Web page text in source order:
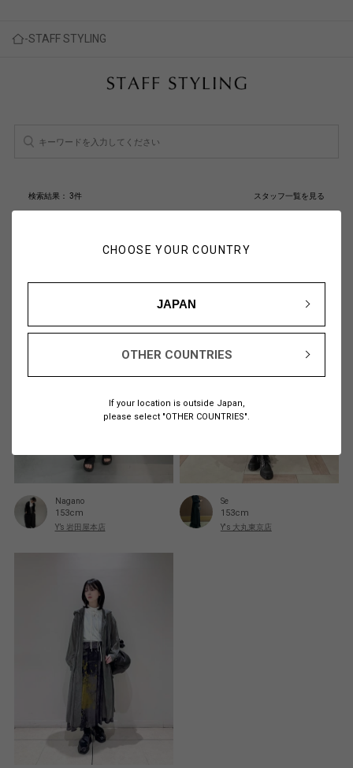
CHOOSE YOUR COUNTRY
JAPAN
OTHER COUNTRIES
If your location is outside Japan,
please select "OTHER COUNTRIES".
STAFF STYLING
検索結果： 3件 スタッフ一覧を見る
Nagano
153cm
Y’s 岩田屋本店
Se
153cm
Y's 大丸東京店